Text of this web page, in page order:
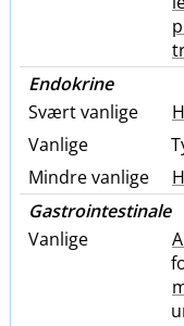
Endokrine
Svært vanlige
Vanlige
Mindre vanlige
Gastrointestinale
Vanlige